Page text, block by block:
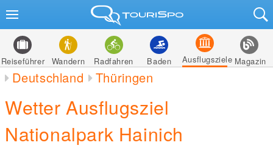
Reiseführer Wandern Radfahren Baden Ausflugsziele Magazin
Deutschland Thüringen
Wetter Ausflugsziel
Nationalpark Hainich